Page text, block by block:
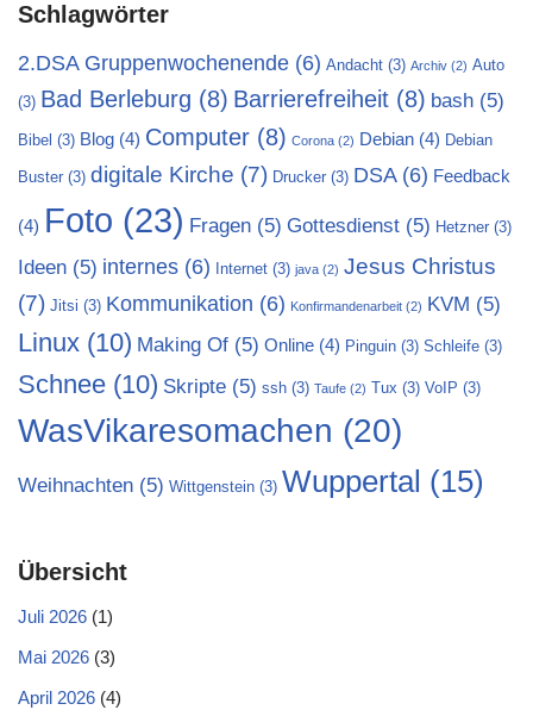
Schlagwörter
2.DSA Gruppenwochenende (6) Andacht (3) Archiv (2) Auto
(3) Bad Berleburg (8) Barrierefreiheit (8) bash (5)
Bibel (3) Blog (4) Computer (8) Corona (2) Debian (4) Debian
Buster (3) digitale Kirche (7) Drucker (3) DSA(6) Feedback
(4) Foto (23) Fragen (5) Gottesdienst (5) Hetzner (3)
Ideen (5) internes (6) Internet (3) java (2) Jesus Christus
(7) Jitsi (3) Kommunikation (6) Konfirmandenarbeit (2) KVM (5)
Linux (10) Making Of (5) Online (4) Pinguin (3) Schleife (3)
Schnee (10) Skripte (5) ssh (3) Taufe (2) Tux (3) VoIP (3)
WasVikaresomachen (20)
Weihnachten (5) Wittgenstein (3) Wuppertal (15)
Übersicht
Juli 2026 (1)
Mai 2026 (3)
April 2026 (4)